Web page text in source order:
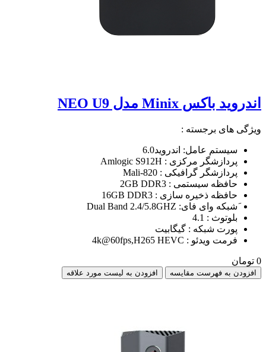
اندروید باکس Minix مدل NEO U9
ویژگی های برجسته :
سیستم عامل: اندروید6.0
پردازشگر مرکزی : Amlogic S912H
پردازشگر گرافیکی : Mali-820
حافظه سیستمی : 2GB DDR3
حافظه ذخیره سازی : 16GB DDR3
َشبکه وای فای: Dual Band 2.4/5.8GHZ
بلوتوث : 4.1
پورت شبکه : گیگابیت
فرمت ویدئو : 4k@60fps,H265 HEVC
0 تومان
افزودن به فهرست مقایسه افزودن به لیست مورد علاقه